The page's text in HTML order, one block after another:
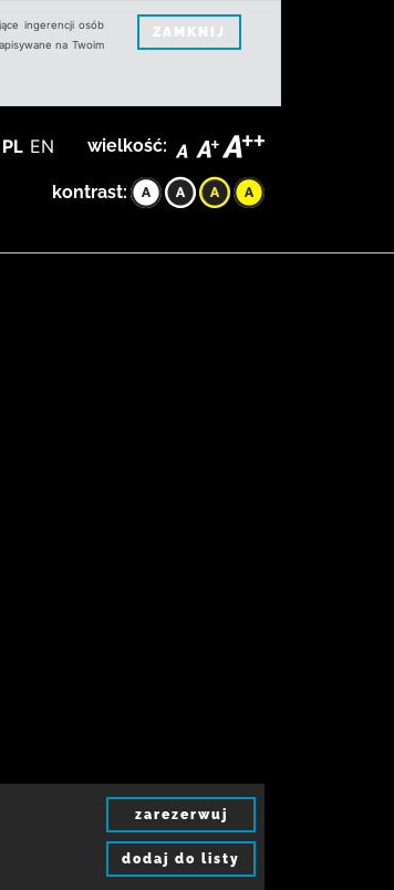
ingerencji osób
na Twoim
ZAMKNIJ
PL EN wielkość:
kontrast:
zarezerwuj
dodaj do listy